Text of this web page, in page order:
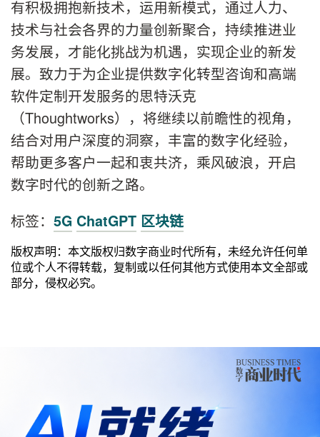
有积极拥抱新技术，运用新模式，通过人力、
技术与社会各界的力量创新聚合，持续推进业
务发展，才能化挑战为机遇，实现企业的新发
展。致力于为企业提供数字化转型咨询和高端
软件定制开发服务的思特沃克
（Thoughtworks），将继续以前瞻性的视角，
结合对用户深度的洞察，丰富的数字化经验，
帮助更多客户一起和衷共济，乘风破浪，开启
数字时代的创新之路。
标签： 5G ChatGPT 区块链
版权声明：本文版权归数字商业时代所有，未经允许任何单
位或个人不得转载，复制或以任何其他方式使用本文全部或
部分，侵权必究。